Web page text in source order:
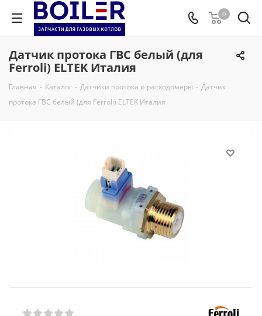
0
Датчик протока ГВС белый (для
Ferroli) ELTEK Италия
Главная - Каталог - Датчики протока и расходомеры - Датчик
протока ГВС белый (для Ferroli) ELTEK Италия